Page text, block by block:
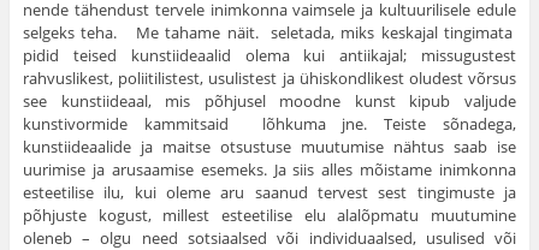
nende tähendust tervele inimkonna vaimsele ja kultuurilisele edule
selgeks teha. Me tahame näit. seletada, miks keskajal tingimata
pidid teised kunstiideaalid olema kui antiikajal; missugustest
rahvuslikest, poliitilistest, usulistest ja ühiskondlikest oludest võrsus
see kunstiideaal, mis põhjusel moodne kunst kipub valjude
kunstivormide kammitsaid lõhkuma jne. Teiste sõnadega,
kunstiideaalide ja maitse otsustuse muutumise nähtus saab ise
uurimise ja arusaamise esemeks. Ja siis alles mõistame inimkonna
esteetilise ilu, kui oleme aru saanud tervest sest tingimuste ja
põhjuste kogust, millest esteetilise elu alalõpmatu muutumine
oleneb – olgu need sotsiaalsed või individuaalsed, usulised või